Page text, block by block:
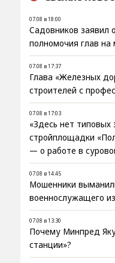
07.08 в 18:00
Садовников заявил
полномочия глав на
07.08 в 17:37
Глава «Железных
строителей с
07.08 в 17:03
«Здесь нет типовых
стройплощадки
— о работе в
07.08 в 14:45
Мошенники
военнослужащего
07.08 в 13:30
Почему Минпред
станции»?